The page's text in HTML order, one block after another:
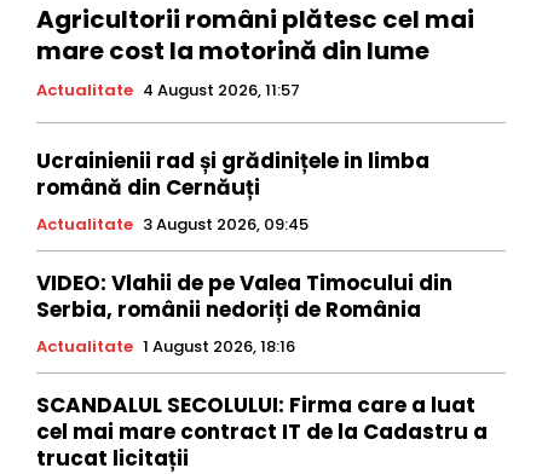
Agricultorii români plătesc cel mai
mare cost la motorină din lume
Actualitate 4 August 2026, 11:57
Ucrainienii rad și grădinițele in limba
română din Cernăuți
Actualitate 3 August 2026, 09:45
VIDEO: Vlahii de pe Valea Timocului din
Serbia, românii nedoriți de România
Actualitate 1 August 2026, 18:16
SCANDALUL SECOLULUI: Firma care a luat
cel mai mare contract IT de la Cadastru a
trucat licitații